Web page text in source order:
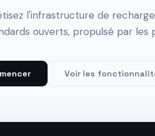
l'infrastructure de
ouverts, propulsé par les
Voir les